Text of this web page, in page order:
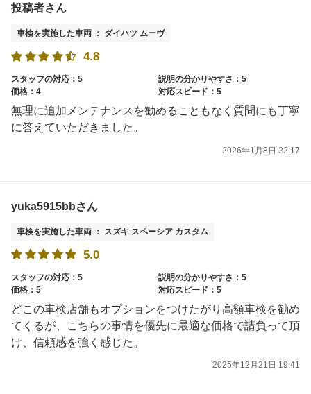
投稿者さん
車検を実施した車両 ： ダイハツ ムーヴ
4.8
スタッフの対応：5
説明の分かりやすさ：5
価格：4
対応スピード：5
無理に追加メンテナンスを勧めることもなく質問にも丁寧
に答えていただきました。
2026年1月8日 22:17
yuka5915bbさん
車検を実施した車両 ： スズキ スペーシア カスタム
5.0
スタッフの対応：5
説明の分かりやすさ：5
価格：5
対応スピード：5
どこの車検店舗もオプションをつけたがり高額車検を勧め
てくるが、こちらの事情を優先に最適な価格で請負って頂
け、信頼感を強く感じた。
2025年12月21日 19:41